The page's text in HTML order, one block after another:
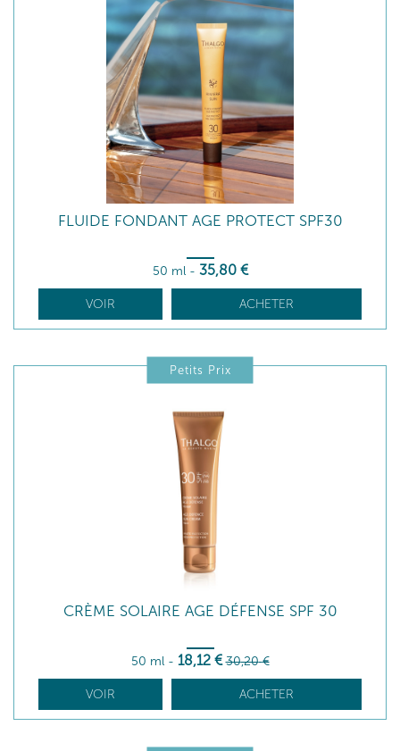
FLUIDE FONDANT AGE PROTECT SPF30
50 ml - 35,80 €
VOIR ACHETER
Petits Prix
CRÈME SOLAIRE AGE DÉFENSE SPF 30
50 ml - 18,12 € 30,20 €
VOIR ACHETER